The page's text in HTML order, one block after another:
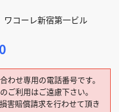
コーレ新宿第一ビル
わせ専用の電話番号です。
ご利用はご遠慮下さい。
害賠償請求を行わせて頂き